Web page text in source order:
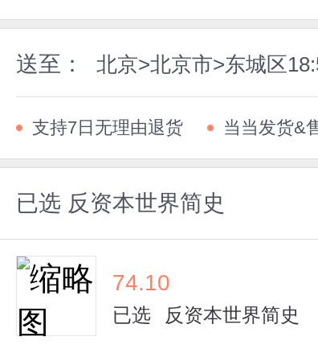
送至： 北京>北京市>东城区
支持7日无理由退货 当当发货&
已选 反资本世界简史
74.10
已选 反资本世界简史